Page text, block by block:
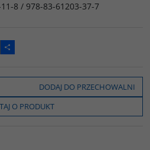
8 / 978-83-61203-37-7
P
o
z
e
l
s
DODAJ DO PRZECHOWALNI
O PRODUKT